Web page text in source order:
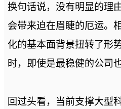
换句话说，没有明显的理
会带来迫在眉睫的厄运。
化的基本面背景扭转了形
时，即使是最稳健的公司
回过头看，当前支撑大型